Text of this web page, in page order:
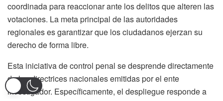
coordinada para reaccionar ante los delitos que alteren las
votaciones. La meta principal de las autoridades
regionales es garantizar que los ciudadanos ejerzan su
derecho de forma libre.
Esta iniciativa de control penal se desprende directamente
de las directrices nacionales emitidas por el ente
investigador. Específicamente, el despliegue responde a